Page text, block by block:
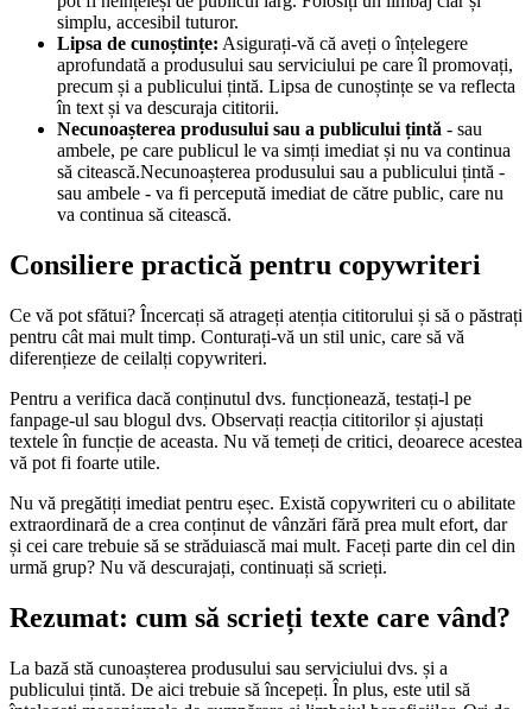
simplu, accesibil tuturor.
Lipsa de cunoștințe: Asigurați-vă că aveți o înțelegere
aprofundată a produsului sau serviciului pe care îl promovați,
precum și a publicului țintă. Lipsa de cunoștințe se va reflecta
în text și va descuraja cititorii.
Necunoașterea produsului sau a publicului țintă - sau
ambele, pe care publicul le va simți imediat și nu va continua
să citească.Necunoașterea produsului sau a publicului țintă -
sau ambele - va fi percepută imediat de către public, care nu
va continua să citească.
Consiliere practică pentru copywriteri
Ce vă pot sfătui? Încercați să atrageți atenția cititorului și să o păstrați
pentru cât mai mult timp. Conturați-vă un stil unic, care să vă
diferențieze de ceilalți copywriteri.
Pentru a verifica dacă conținutul dvs. funcționează, testați-l pe
fanpage-ul sau blogul dvs. Observați reacția cititorilor și ajustați
textele în funcție de aceasta. Nu vă temeți de critici, deoarece acestea
vă pot fi foarte utile.
Nu vă pregătiți imediat pentru eșec. Există copywriteri cu o abilitate
extraordinară de a crea conținut de vânzări fără prea mult efort, dar
și cei care trebuie să se străduiască mai mult. Faceți parte din cel din
urmă grup? Nu vă descurajați, continuați să scrieți.
Rezumat: cum să scrieți texte care vând?
La bază stă cunoașterea produsului sau serviciului dvs. și a
publicului țintă. De aici trebuie să începeți. În plus, este util să